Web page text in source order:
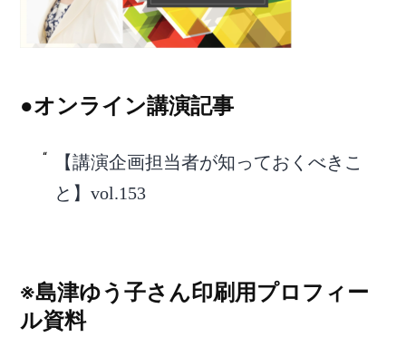
●オンライン講演記事
【講演企画担当者が知っておくべきこ
と】vol.153
※島津ゆう子さん印刷用プロフィー
ル資料